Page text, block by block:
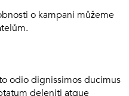
o kampani můžeme
odio dignissimos ducimus
deleniti atque